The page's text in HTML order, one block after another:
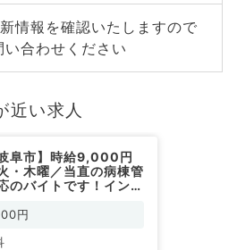
情報を確認いたしますので
い合わせください
近い求人
岐阜市】時給9,000円
・木曜／当直の病棟管
のバイトです！インセ
円